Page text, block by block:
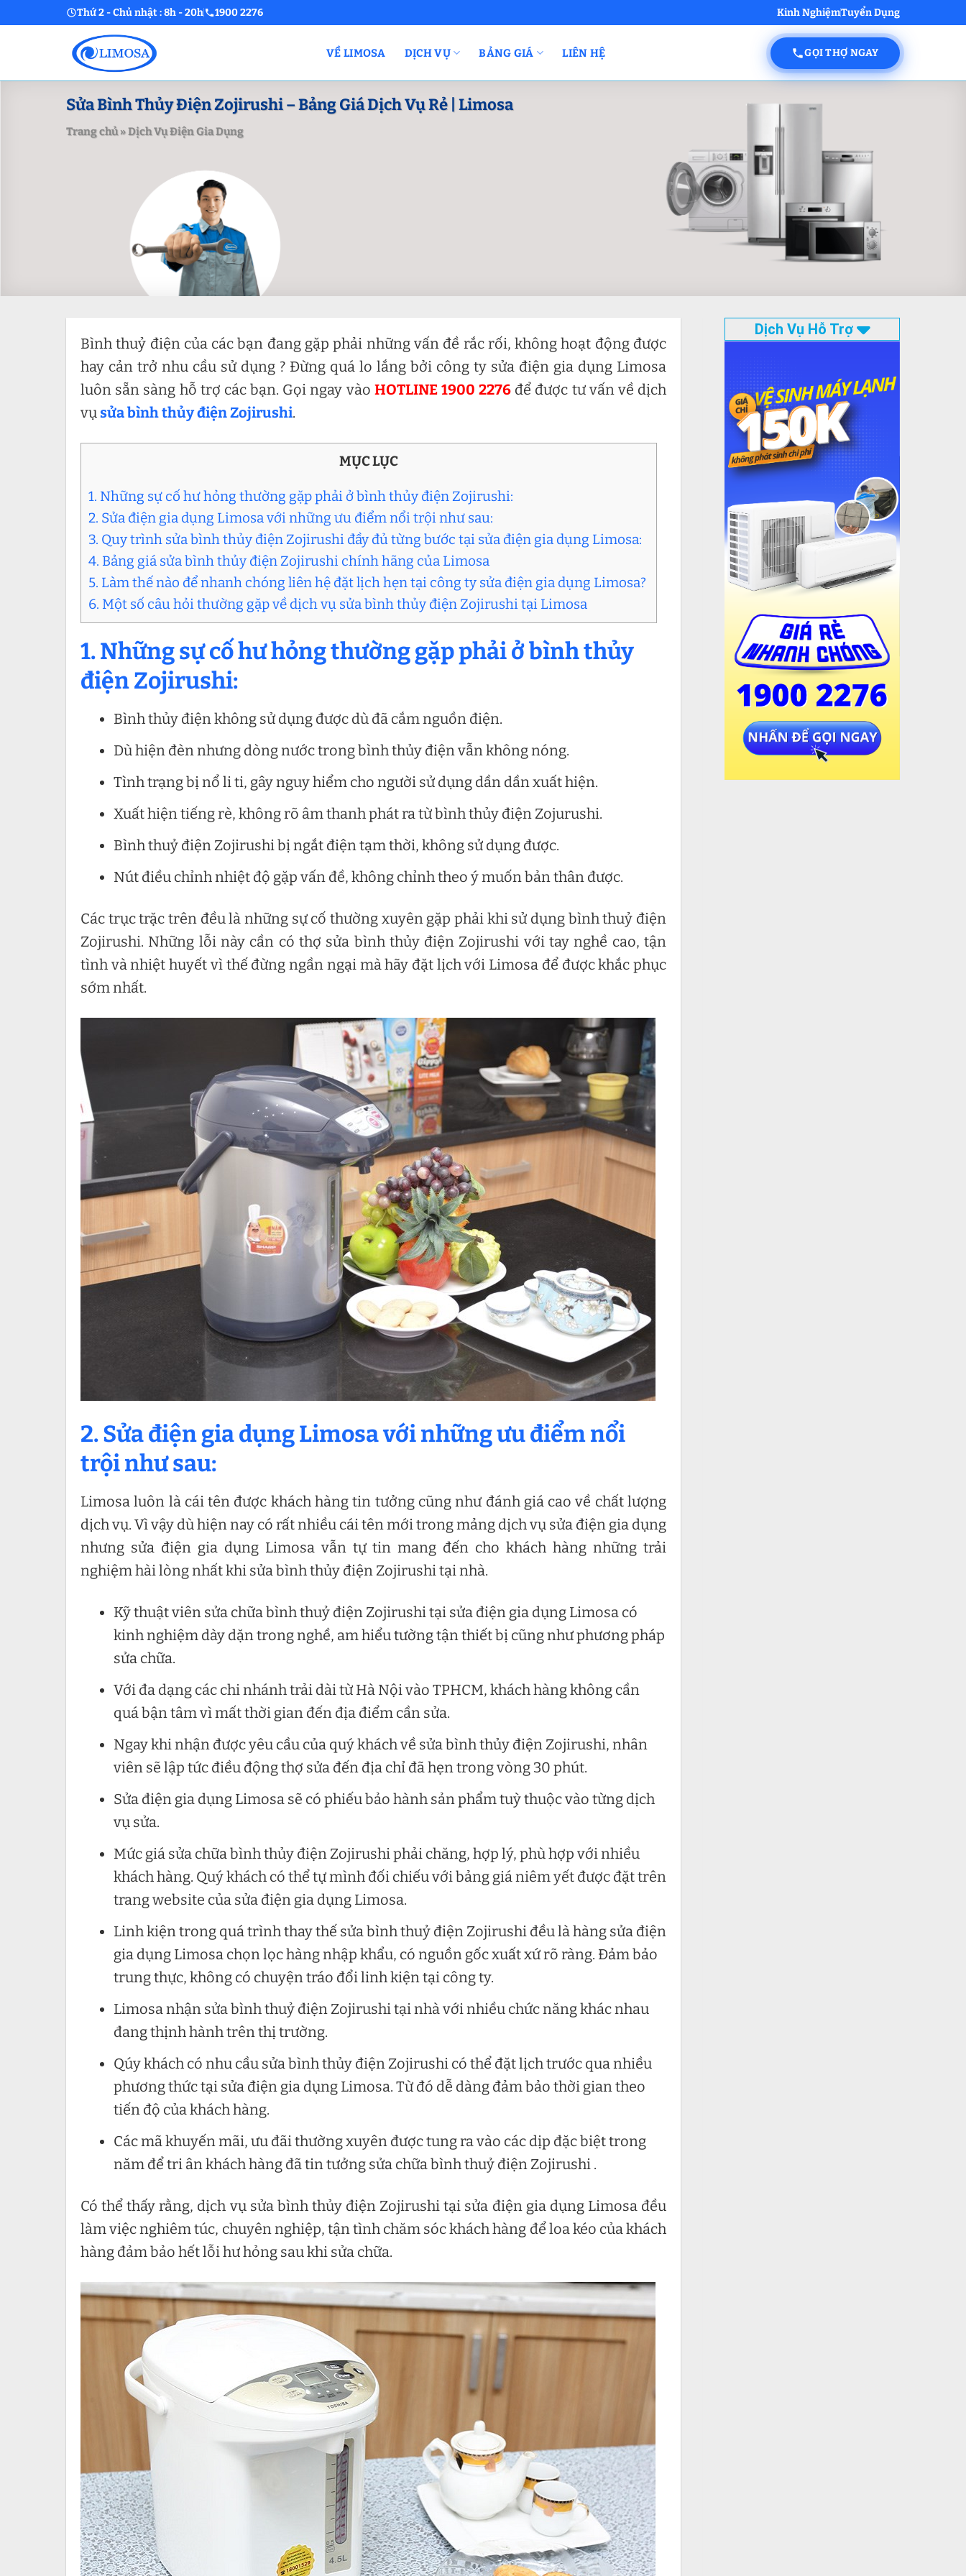
to
Thứ 2 - Chủ nhật : 8h - 20h 1900 2276 Kinh NghiệmTuyển Dụng
VỀ LIMOSA DỊCH VỤ BẢNG GIÁ LIÊN HỆ GỌI THỢ NGAY
Sửa Bình Thủy Điện Zojirushi – Bảng Giá Dịch Vụ Rẻ | Limosa
Trang chủ»Dịch Vụ Điện Gia Dụng
Bình thuỷ điện của các bạn đang gặp phải những vấn đề rắc rối, không hoạt động được
hay cản trở nhu cầu sử dụng ? Đừng quá lo lắng bởi công ty sửa điện gia dụng Limosa
luôn sẵn sàng hỗ trợ các bạn. Gọi ngay vào HOTLINE 1900 2276 để được tư vấn về dịch
vụsửa bình thủy điện Zojirushi.
MỤC LỤC
1. Những sự cố hư hỏng thường gặp phải ở bình thủy điện Zojirushi:
2. Sửa điện gia dụng Limosa với những ưu điểm nổi trội như sau:
3. Quy trình sửa bình thủy điện Zojirushi đầy đủ từng bước tại sửa điện gia dụng Limosa:
4. Bảng giá sửa bình thủy điện Zojirushi chính hãng của Limosa
5. Làm thế nào để nhanh chóng liên hệ đặt lịch hẹn tại công ty sửa điện gia dụng Limosa?
6. Một số câu hỏi thường gặp về dịch vụ sửa bình thủy điện Zojirushi tại Limosa
1. Những sự cố hư hỏng thường gặp phải ở bình thủy
điện Zojirushi:
Bình thủy điện không sử dụng được dù đã cắm nguồn điện.
Dù hiện đèn nhưng dòng nước trong bình thủy điện vẫn không nóng.
Tình trạng bị nổ li ti, gây nguy hiểm cho người sử dụng dần dần xuất hiện.
Xuất hiện tiếng rè, không rõ âm thanh phát ra từ bình thủy điện Zojurushi.
Bình thuỷ điện Zojirushi bị ngắt điện tạm thời, không sử dụng được.
Nút điều chỉnh nhiệt độ gặp vấn đề, không chỉnh theo ý muốn bản thân được.
Các trục trặc trên đều là những sự cố thường xuyên gặp phải khi sử dụng bình thuỷ điện
Zojirushi. Những lỗi này cần có thợ sửa bình thủy điện Zojirushi với tay nghề cao, tận
tình và nhiệt huyết vì thế đừng ngần ngại mà hãy đặt lịch với Limosa để được khắc phục
sớm nhất.
2. Sửa điện gia dụng Limosa với những ưu điểm nổi
trội như sau:
Limosa luôn là cái tên được khách hàng tin tưởng cũng như đánh giá cao về chất lượng
dịch vụ. Vì vậy dù hiện nay có rất nhiều cái tên mới trong mảng dịch vụ sửa điện gia dụng
nhưng sửa điện gia dụng Limosa vẫn tự tin mang đến cho khách hàng những trải
nghiệm hài lòng nhất khi sửa bình thủy điện Zojirushi tại nhà.
Kỹ thuật viên sửa chữa bình thuỷ điện Zojirushi tại sửa điện gia dụng Limosa có
kinh nghiệm dày dặn trong nghề, am hiểu tường tận thiết bị cũng như phương pháp
sửa chữa.
Với đa dạng các chi nhánh trải dài từ Hà Nội vào TPHCM, khách hàng không cần
quá bận tâm vì mất thời gian đến địa điểm cần sửa.
Ngay khi nhận được yêu cầu của quý khách về sửa bình thủy điện Zojirushi, nhân
viên sẽ lập tức điều động thợ sửa đến địa chỉ đã hẹn trong vòng 30 phút.
Sửa điện gia dụng Limosa sẽ có phiếu bảo hành sản phẩm tuỳ thuộc vào từng dịch
vụ sửa.
Mức giá sửa chữa bình thủy điện Zojirushi phải chăng, hợp lý, phù hợp với nhiều
khách hàng. Quý khách có thể tự mình đối chiếu với bảng giá niêm yết được đặt trên
trang website của sửa điện gia dụng Limosa.
Linh kiện trong quá trình thay thế sửa bình thuỷ điện Zojirushi đều là hàng sửa điện
gia dụng Limosa chọn lọc hàng nhập khẩu, có nguồn gốc xuất xứ rõ ràng. Đảm bảo
trung thực, không có chuyện tráo đổi linh kiện tại công ty.
Limosa nhận sửa bình thuỷ điện Zojirushi tại nhà với nhiều chức năng khác nhau
đang thịnh hành trên thị trường.
Qúy khách có nhu cầu sửa bình thủy điện Zojirushi có thể đặt lịch trước qua nhiều
phương thức tại sửa điện gia dụng Limosa. Từ đó dễ dàng đảm bảo thời gian theo
tiến độ của khách hàng.
Các mã khuyến mãi, ưu đãi thường xuyên được tung ra vào các dịp đặc biệt trong
năm để tri ân khách hàng đã tin tưởng sửa chữa bình thuỷ điện Zojirushi .
Có thể thấy rằng, dịch vụ sửa bình thủy điện Zojirushi tại sửa điện gia dụng Limosa đều
làm việc nghiêm túc, chuyên nghiệp, tận tình chăm sóc khách hàng để loa kéo của khách
hàng đảm bảo hết lỗi hư hỏng sau khi sửa chữa.
Dịch Vụ Hỗ Trợ